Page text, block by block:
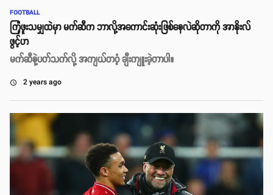
FOOTBALL
ကြုံဖူးသမျှထဲမှာ မက်ဆီက ဘာလို့အကောင်းဆုံးဖြစ်နေလဲဆိုတာကို အာနိုးလ်
ဖွင့်ဟ
မက်ဆီနဲ့ပတ်သက်လို့ အကျယ်တဝံ့ ချီးကျူးခဲ့တာပါ။
access_time 2 years ago